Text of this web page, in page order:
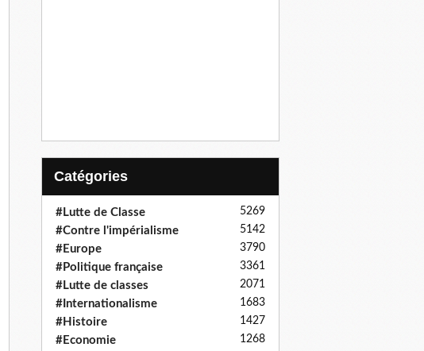
Catégories
#Lutte de Classe 5269
#Contre l'impérialisme 5142
#Europe 3790
#Politique française 3361
#Lutte de classes 2071
#Internationalisme 1683
#Histoire 1427
#Economie 1268